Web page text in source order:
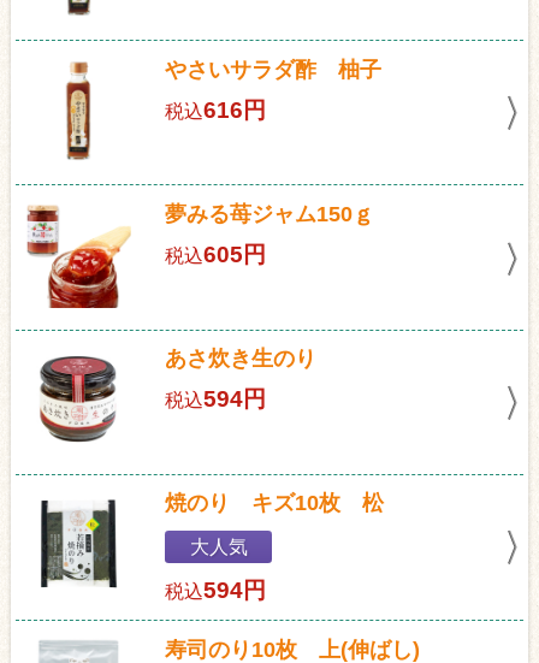
やさいサラダ酢 柚子
税込616円
夢みる苺ジャム150ｇ
税込605円
あさ炊き生のり
税込594円
焼のり キズ10枚 松
大人気
税込594円
寿司のり10枚 上(伸ばし)